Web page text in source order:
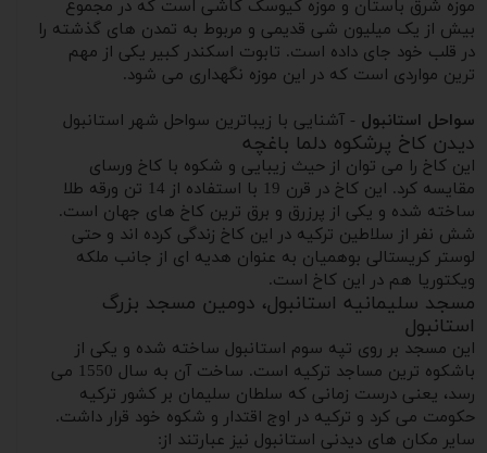
موزه شرق باستان و موزه کیوسک کاشی است که در مجموع
بیش از یک میلیون شی قدیمی و مربوط به تمدن های گذشته را
در قلب خود جای داده است. تابوت اسکندر کبیر یکی از مهم
ترین مواردی است که در این موزه نگهداری می شود.
سواحل استانبول - آشنایی با زیباترین سواحل شهر استانبول
دیدن کاخ پرشکوه دلما باغچه
این کاخ را می توان از حیث زیبایی و شکوه با کاخ ورسای
مقایسه کرد. این کاخ در قرن 19 با استفاده از 14 تن ورقه طلا
ساخته شده و یکی از پرزرق و برق ترین کاخ های جهان است.
شش نفر از سلاطین ترکیه در این کاخ زندگی کرده اند و حتی
لوستر کریستالی بوهمیان به عنوان هدیه ای از جانب ملکه
ویکتوریا هم در این کاخ است.
مسجد سلیمانیه استانبول، دومین مسجد بزرگ
استانبول
این مسجد بر روی تپه سوم استانبول ساخته شده و یکی از
باشکوه ترین مساجد ترکیه است. ساخت آن به سال 1550 می
رسد، یعنی درست زمانی که سلطان سلیمان بر کشور ترکیه
حکومت می کرد و ترکیه در اوج اقتدار و شکوه خود قرار داشت.
سایر مکان های دیدنی استانبول نیز عبارتند از: